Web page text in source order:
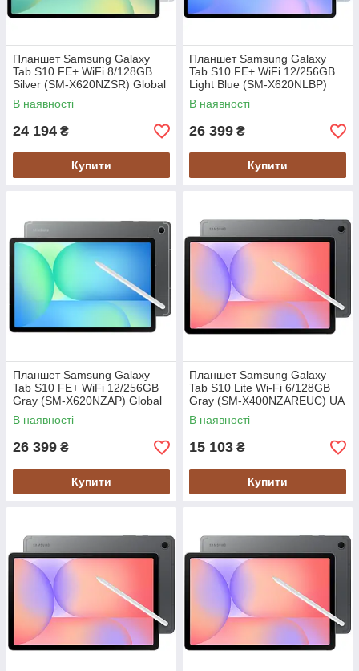
Планшет Samsung Galaxy
Tab S10 FE+ WiFi 8/128GB
Silver (SM-X620NZSR) Global
version
В наявності
24 194 ₴
Купити
Планшет Samsung Galaxy
Tab S10 FE+ WiFi 12/256GB
Light Blue (SM-X620NLBP)
Global version
В наявності
26 399 ₴
Купити
Планшет Samsung Galaxy
Tab S10 FE+ WiFi 12/256GB
Gray (SM-X620NZAP) Global
version
В наявності
26 399 ₴
Купити
Планшет Samsung Galaxy
Tab S10 Lite Wi-Fi 6/128GB
Gray (SM-X400NZAREUC) UA
UCRF
В наявності
15 103 ₴
Купити